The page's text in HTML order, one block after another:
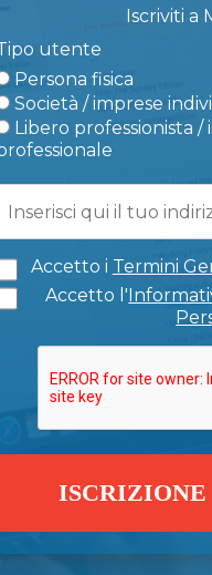
Iscriviti a
utente
Persona fisica
Società / imprese
Libero professionista /
Accetto i Termini
Accetto l'